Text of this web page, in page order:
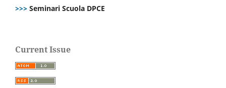
>>> Seminari Scuola DPCE
Current Issue